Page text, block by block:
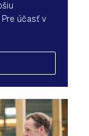
účasť v